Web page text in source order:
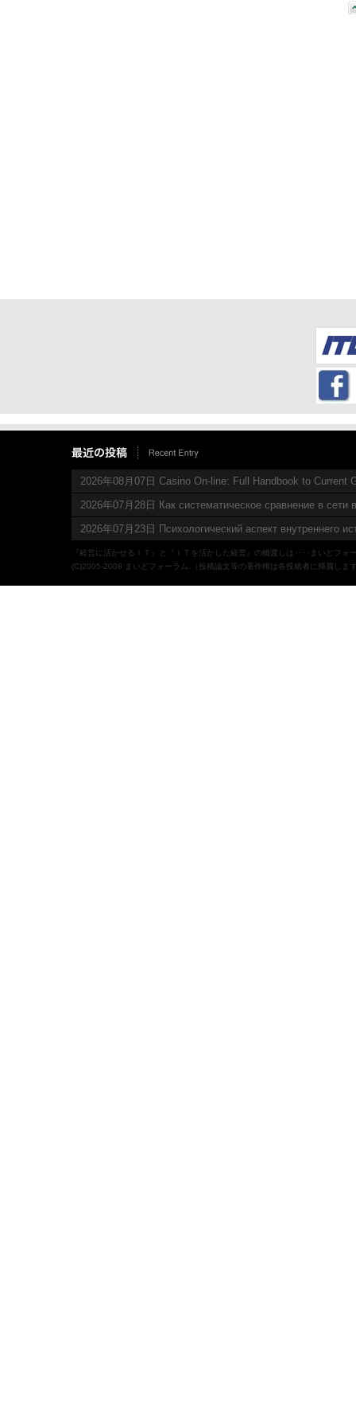
2026年08月07日 Casino On-line: Full Handbook to Current
2026年07月28日 Как систематическое сравнение в сети
2026年07月23日 Психологический аспект внутреннего
『経営に活かせるＩＴ』と『ＩＴを活かした経営』の橋渡しは‥‥まいどフォ
(C)2005-2008 まいどフォーラム.（投稿論文等の著作権は各投稿者に帰属しま